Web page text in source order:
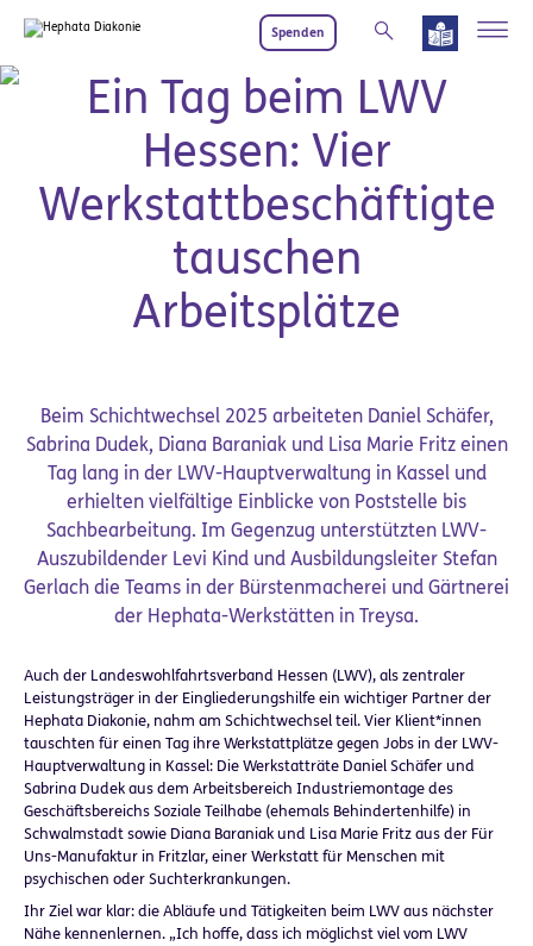
Spenden
Schichtwechsel 2025: LWV Hessen und Hephata-Werkstätten
Ein Tag beim LWV
Hessen: Vier
Werkstattbeschäftigte
tauschen
Arbeitsplätze
Beim Schichtwechsel 2025 arbeiteten Daniel Schäfer,
Sabrina Dudek, Diana Baraniak und Lisa Marie Fritz einen
Tag lang in der LWV-Hauptverwaltung in Kassel und
erhielten vielfältige Einblicke von Poststelle bis
Sachbearbeitung. Im Gegenzug unterstützten LWV-
Auszubildender Levi Kind und Ausbildungsleiter Stefan
Gerlach die Teams in der Bürstenmacherei und Gärtnerei
der Hephata-Werkstätten in Treysa.
Auch der Landeswohlfahrtsverband Hessen (LWV), als zentraler
Leistungsträger in der Eingliederungshilfe ein wichtiger Partner der
Hephata Diakonie, nahm am Schichtwechsel teil. Vier Klient*innen
tauschten für einen Tag ihre Werkstattplätze gegen Jobs in der LWV-
Hauptverwaltung in Kassel: Die Werkstatträte Daniel Schäfer und
Sabrina Dudek aus dem Arbeitsbereich Industriemontage des
Geschäftsbereichs Soziale Teilhabe (ehemals Behindertenhilfe) in
Schwalmstadt sowie Diana Baraniak und Lisa Marie Fritz aus der Für
Uns-Manufaktur in Fritzlar, einer Werkstatt für Menschen mit
psychischen oder Suchterkrankungen.
Ihr Ziel war klar: die Abläufe und Tätigkeiten beim LWV aus nächster
Nähe kennenlernen. „Ich hoffe, dass ich möglichst viel vom LWV